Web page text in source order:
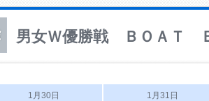
男女Ｗ優勝戦 ＢＯＡＴ
1月30日 1月31日